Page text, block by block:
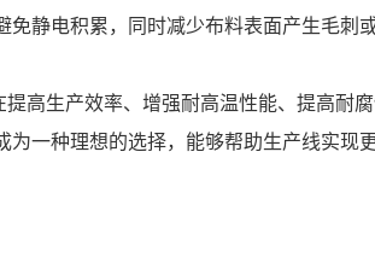
静电积累，同时减少布料表面产生毛刺
高生产效率、增强耐高温性能、提高耐
一种理想的选择，能够帮助生产线实现